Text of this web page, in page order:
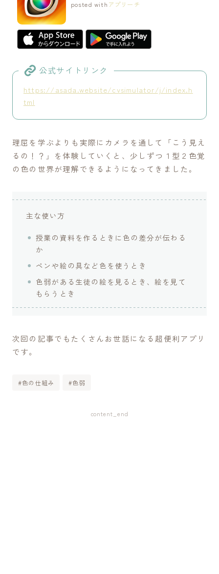
posted with アプリーチ
公式サイトリンク
https://asada.website/cvsimulator/j/index.h
tml
理屈を学ぶよりも実際にカメラを通して「こう見え
るの！？」を体験していくと、少しずつ１型２色覚
の色の世界が理解できるようになってきました。
主な使い方
授業の資料を作るときに色の差分が伝わる
か
ペンや絵の具など色を使うとき
色弱がある生徒の絵を見るとき、絵を見て
もらうとき
次回の記事でもたくさんお世話になる超便利アプリ
です。
#色の仕組み #色弱
content_end